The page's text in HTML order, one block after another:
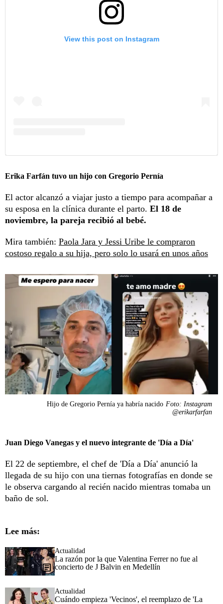
View this post on Instagram
Erika Farfán tuvo un hijo con Gregorio Pernía
El actor alcanzó a viajar justo a tiempo para acompañar a
su esposa en la clínica durante el parto. El 18 de
noviembre, la pareja recibió al bebé.
Mira también: Paola Jara y Jessi Uribe le compraron
costoso regalo a su hija, pero solo lo usará en unos años
Hijo de Gregorio Pernía ya habría nacido Foto: Instagram
@erikarfarfan
Juan Diego Vanegas y el nuevo integrante de 'Día a Día'
El 22 de septiembre, el chef de 'Día a Día' anunció la
llegada de su hijo con una tiernas fotografías en donde se
le observa cargando al recién nacido mientras tomaba un
baño de sol.
Lee más:
Actualidad
La razón por la que Valentina Ferrer no fue al
concierto de J Balvin en Medellín
Actualidad
Cuándo empieza 'Vecinos', el reemplazo de 'La